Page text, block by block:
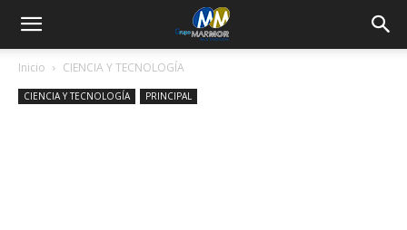
Inicio CIENCIA Y TECNOLOGÍA
CIENCIA Y TECNOLOGÍA PRINCIPAL